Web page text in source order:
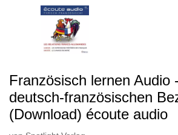
Französisch lernen Audio
deutsch-französischen
(Download) écoute audio